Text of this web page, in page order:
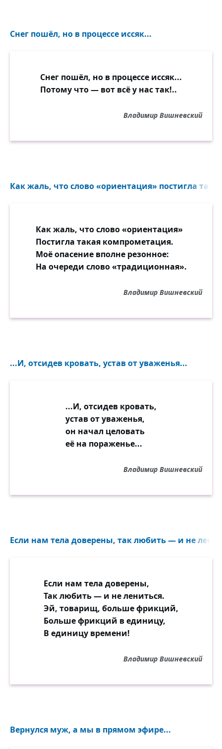
Снег пошёл, но в процессе иссяк...
Снег пошёл, но в процессе иссяк...
Потому что — вот всё у нас так!..
Владимир Вишневский
Как жаль, что слово «ориентация» постигла
Как жаль, что слово «ориентация»
Постигла такая компрометация.
Моё опасение вполне резонное:
На очереди слово «традиционная».
Владимир Вишневский
...И, отсидев кровать, устав от уваженья...
...И, отсидев кровать,
устав от уваженья,
он начал целовать
её на пораженье...
Владимир Вишневский
Если нам тела доверены, так любить — и не
Если нам тела доверены,
Так любить — и не лениться.
Эй, товарищ, больше фрикций,
Больше фрикций в единицу,
В единицу времени!
Владимир Вишневский
Вернулся муж, а мы в прямом эфире...